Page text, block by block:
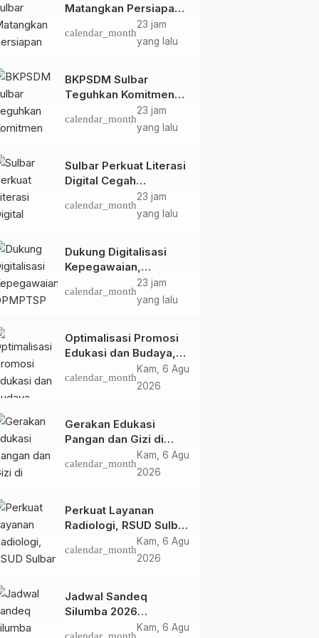
Matangkan Persiapan
HUT Ke-81 RI, Puncak
Upacara di Lapangan
calendar_month
23 jam
yang lalu
BKPSDM Sulbar
Teguhkan Komitmen
Pengembangan
Kompetensi ASN
Perjanjian Tugas
Belajar 2026
calendar_month
23 jam
yang lalu
Sulbar Perkuat Literasi
Digital Cegah
Kejahatan Love
Scamming
calendar_month
23 jam
yang lalu
Dukung Digitalisasi
Kepegawaian,
DPMPTSP Sulbar Siap
Terapkan Aplikasi
calendar_month
23 jam
yang lalu
Optimalisasi Promosi
Edukasi dan Budaya,
Anjungan Provinsi
Sulawesi Barat Perkuat
TMII
calendar_month
Kam, 6 Agu
2026
Gerakan Edukasi
Pangan dan Gizi di
Mamasa: Tingkatkan
Pengetahuan dan
calendar_month
Kam, 6 Agu
2026
Perkuat Layanan
Radiologi, RSUD Sulbar
Sambut Kembali dr. Iis
Imelda, Sp.Rad
calendar_month
Kam, 6 Agu
2026
Jadwal Sandeq
Silumba 2026
Kam, 6 Agu